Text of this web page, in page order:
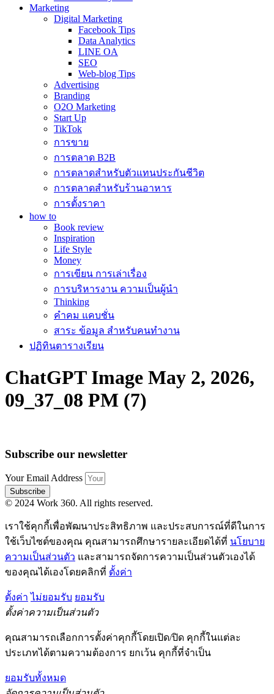
Marketing
Digital Marketing
Facebook Tips
Data Analytics
LINE OA
SEO
Web-blog Tips
Advertising
Branding
O2O Marketing
Start Up
TikTok
การขาย
การตลาด B2B
การตลาดสำหรับตัวแทนประกันชีวิต
การตลาดสำหรับร้านอาหาร
การตั้งราคา
how to
Book review
Inspiration
Life Style
Money
การเขียน การเล่าเรื่อง
การบริหารงาน ความเป็นผู้นำ
Thinking
คำคม แคบชั่น
สาระ ข้อมูล สำหรับคนทำงาน
ปฏิทินตารางเรียน
ChatGPT Image May 2, 2026,
09_37_08 PM (7)
Subscribe our newsletter
Your Email Address
Subscribe
© 2024 Work 360. All rights reserved.
เราใช้คุกกี้เพื่อพัฒนาประสิทธิภาพ และประสบการณ์ที่ดีในการ
ใช้เว็บไซต์ของคุณ คุณสามารถศึกษารายละเอียดได้ที่ นโยบาย
ความเป็นส่วนตัว และสามารถจัดการความเป็นส่วนตัวเองได้
ของคุณได้เองโดยคลิกที่ ตั้งค่า
ตั้งค่า ไม่ยอมรับ ยอมรับ
ตั้งค่าความเป็นส่วนตัว
คุณสามารถเลือกการตั้งค่าคุกกี้โดยเปิด/ปิด คุกกี้ในแต่ละ
ประเภทได้ตามความต้องการ ยกเว้น คุกกี้ที่จำเป็น
ยอมรับทั้งหมด